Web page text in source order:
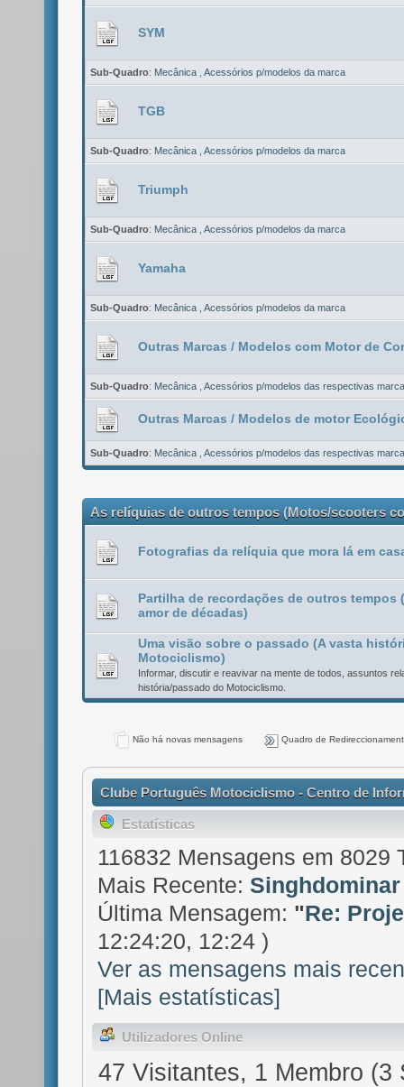
SYM
Sub-Quadro: Mecânica Acessórios p/modelos da marca
TGB
Sub-Quadro: Mecânica Acessórios p/modelos da marca
Triumph
Sub-Quadro: Mecânica Acessórios p/modelos da marca
Yamaha
Sub-Quadro: Mecânica Acessórios p/modelos da marca
Outras Marcas / Modelos com Motor de
Sub-Quadro: Mecânica Acessórios p/modelos das respectivas
Outras Marcas / Modelos de motor
Sub-Quadro: Mecânica Acessórios p/modelos das respectivas
As relíquias de outros tempos (Motos/scooters
Fotografias da relíquia que mora lá em
Partilha de recordações de outros tempos
amor de décadas)
Uma visão sobre o passado (A vasta
Motociclismo)
Informar, discutir e reavivar na mente de todos, assuntos
história/passado do Motociclismo.
Não há novas mensagens Quadro de
Clube Português Motociclismo - Centro de
Estatísticas
116832 Mensagens em 8029
Mais Recente: Singhdominar
Última Mensagem: "Re:
12:24:20, 12:24 )
Ver as mensagens mais
[Mais estatísticas]
Utilizadores Online
47 Visitantes, 1 Membro (3